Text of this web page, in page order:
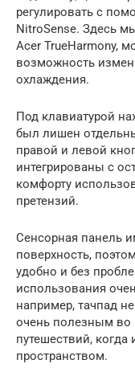
регулировать с
NitroSense. Здесь
Acer TrueHarmony,
возможность
охлаждения.
Под клавиатурой
был лишен
правой и левой
интегрированы с
комфорту
претензий.
Сенсорная панель
поверхность,
удобно и без
использования
например, тачпад
очень полезным во
путешествий,
пространством.